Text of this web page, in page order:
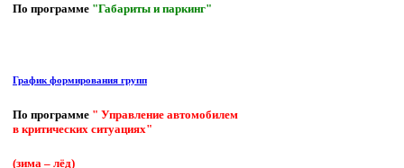
По программе "Габариты и паркинг"
График формирования групп
По программе " Управление автомобилем
в критических ситуациях"
(зима – лёд)